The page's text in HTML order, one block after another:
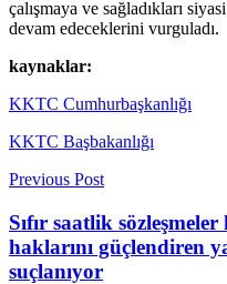
çalışmaya ve sağladıkları
devam edeceklerini vurguladı.
kaynaklar:
KKTC Cumhurbaşkanlığı
KKTC Başbakanlığı
Previous Post
Sıfır saatlik
haklarını güçlendiren
suçlanıyor